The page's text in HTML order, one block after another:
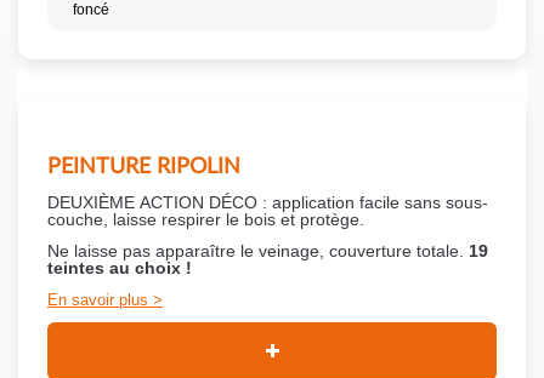
foncé
PEINTURE RIPOLIN
DEUXIÈME ACTION DÉCO : application facile sans sous-
couche, laisse respirer le bois et protège.
Ne laisse pas apparaître le veinage, couverture totale. 19
teintes au choix !
En savoir plus